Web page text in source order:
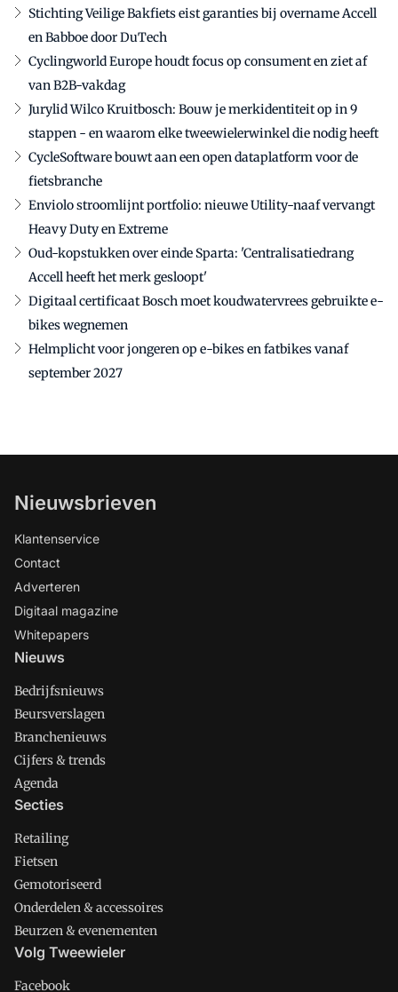
Stichting Veilige Bakfiets eist garanties bij overname Accell
en Babboe door DuTech
Cyclingworld Europe houdt focus op consument en ziet af
van B2B-vakdag
Jurylid Wilco Kruitbosch: Bouw je merkidentiteit op in 9
stappen - en waarom elke tweewielerwinkel die nodig heeft
CycleSoftware bouwt aan een open dataplatform voor de
fietsbranche
Enviolo stroomlijnt portfolio: nieuwe Utility-naaf vervangt
Heavy Duty en Extreme
Oud-kopstukken over einde Sparta: 'Centralisatiedrang
Accell heeft het merk gesloopt'
Digitaal certificaat Bosch moet koudwatervrees gebruikte e-
bikes wegnemen
Helmplicht voor jongeren op e-bikes en fatbikes vanaf
september 2027
Nieuwsbrieven
Klantenservice
Contact
Adverteren
Digitaal magazine
Whitepapers
Nieuws
Bedrijfsnieuws
Beursverslagen
Branchenieuws
Cijfers & trends
Agenda
Secties
Retailing
Fietsen
Gemotoriseerd
Onderdelen & accessoires
Beurzen & evenementen
Volg Tweewieler
Facebook